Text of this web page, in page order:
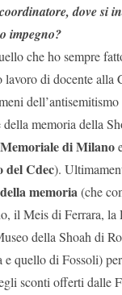
dove si
impegno?
che ho sempre
di docente alla
memoria della
di Milano
del Cdec).
memoria(che
il Meis di Ferrara, la
della Shoah di
e quello di Fossoli)
sconti offerti dalle